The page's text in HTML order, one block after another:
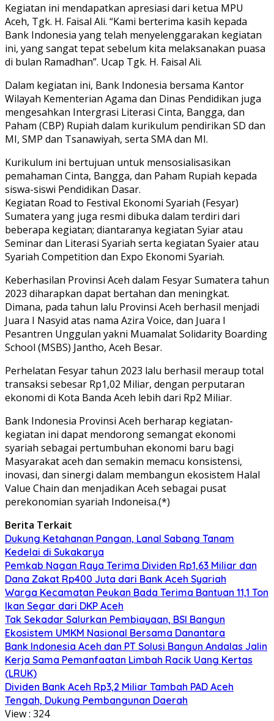
Kegiatan ini mendapatkan apresiasi dari ketua MPU
Aceh, Tgk. H. Faisal Ali. “Kami berterima kasih kepada
Bank Indonesia yang telah menyelenggarakan kegiatan
ini, yang sangat tepat sebelum kita melaksanakan puasa
di bulan Ramadhan”. Ucap Tgk. H. Faisal Ali.
Dalam kegiatan ini, Bank Indonesia bersama Kantor
Wilayah Kementerian Agama dan Dinas Pendidikan juga
mengesahkan Intergrasi Literasi Cinta, Bangga, dan
Paham (CBP) Rupiah dalam kurikulum pendirikan SD dan
MI, SMP dan Tsanawiyah, serta SMA dan MI.
Kurikulum ini bertujuan untuk mensosialisasikan
pemahaman Cinta, Bangga, dan Paham Rupiah kepada
siswa-siswi Pendidikan Dasar.
Kegiatan Road to Festival Ekonomi Syariah (Fesyar)
Sumatera yang juga resmi dibuka dalam terdiri dari
beberapa kegiatan; diantaranya kegiatan Syiar atau
Seminar dan Literasi Syariah serta kegiatan Syaier atau
Syariah Competition dan Expo Ekonomi Syariah.
Keberhasilan Provinsi Aceh dalam Fesyar Sumatera tahun
2023 diharapkan dapat bertahan dan meningkat.
Dimana, pada tahun lalu Provinsi Aceh berhasil menjadi
Juara I Nasyid atas nama Azira Voice, dan Juara I
Pesantren Unggulan yakni Muamalat Solidarity Boarding
School (MSBS) Jantho, Aceh Besar.
Perhelatan Fesyar tahun 2023 lalu berhasil meraup total
transaksi sebesar Rp1,02 Miliar, dengan perputaran
ekonomi di Kota Banda Aceh lebih dari Rp2 Miliar.
Bank Indonesia Provinsi Aceh berharap kegiatan-
kegiatan ini dapat mendorong semangat ekonomi
syariah sebagai pertumbuhan ekonomi baru bagi
Masyarakat aceh dan semakin memacu konsistensi,
inovasi, dan sinergi dalam membangun ekosistem Halal
Value Chain dan menjadikan Aceh sebagai pusat
perekonomian syariah Indoneisa.(*)
Berita Terkait
Dukung Ketahanan Pangan, Lanal Sabang Tanam
Kedelai di Sukakarya
Pemkab Nagan Raya Terima Dividen Rp1,63 Miliar dan
Dana Zakat Rp400 Juta dari Bank Aceh Syariah
Warga Kecamatan Peukan Bada Terima Bantuan 11,1 Ton
Ikan Segar dari DKP Aceh
Tak Sekadar Salurkan Pembiayaan, BSI Bangun
Ekosistem UMKM Nasional Bersama Danantara
Bank Indonesia Aceh dan PT Solusi Bangun Andalas Jalin
Kerja Sama Pemanfaatan Limbah Racik Uang Kertas
(LRUK)
Dividen Bank Aceh Rp3,2 Miliar Tambah PAD Aceh
Tengah, Dukung Pembangunan Daerah
View : 324